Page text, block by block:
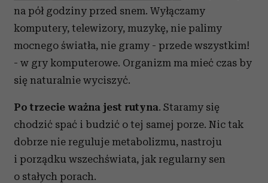
na pół godziny przed snem. Wyłączamy
komputery, telewizory, muzykę, nie palimy
mocnego światła, nie gramy - przede wszystkim!
- w gry komputerowe. Organizm ma mieć czas by
się naturalnie wyciszyć.
Po trzecie ważna jest rutyna. Staramy się
chodzić spać i budzić o tej samej porze. Nic tak
dobrze nie reguluje metabolizmu, nastroju
i porządku wszechświata, jak regularny sen
o stałych porach.